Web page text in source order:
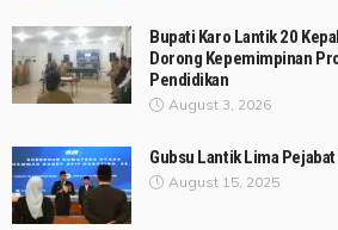
Bupati Karo Lantik 20
Dorong Kepemimpinan
Pendidikan
August 3, 2026
Gubsu Lantik Lima
August 15, 2025